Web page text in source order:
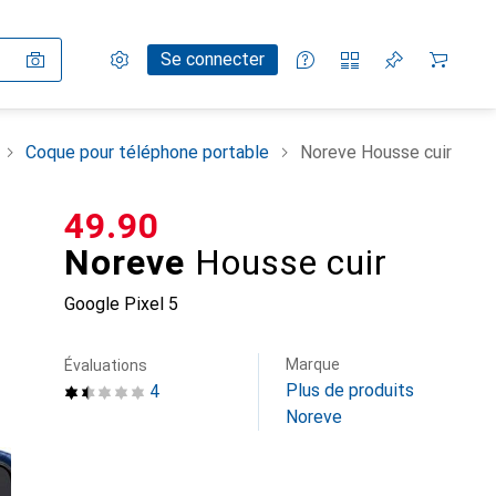
Paramètres
Compte clientSe connecter
Listes de comparaison
Listes d'envies
Panier
Coque pour téléphone portable Noreve Housse cuir
Noreve Housse cuir
Google Pixel 5
CHF
49.90
4
Évaluations Marque
Plus de produits
Noreve